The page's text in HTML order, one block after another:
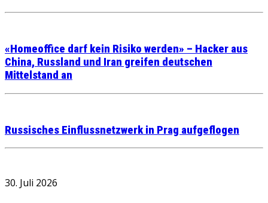
«Homeoffice darf kein Risiko werden» – Hacker aus
China, Russland und Iran greifen deutschen
Mittelstand an
Russisches Einflussnetzwerk in Prag aufgeflogen
30. Juli 2026